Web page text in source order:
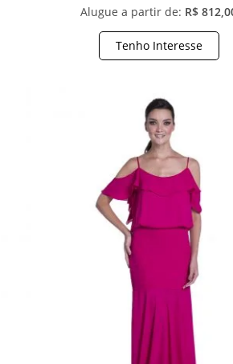
Alugue a partir de: R$
Tenho Interesse